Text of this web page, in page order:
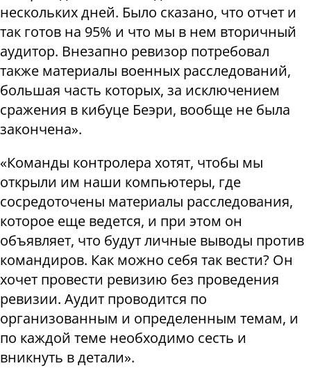
нескольких дней. Было сказано, что отчет и
так готов на 95% и что мы в нем вторичный
аудитор. Внезапно ревизор потребовал
также материалы военных расследований,
большая часть которых, за исключением
сражения в кибуце Беэри, вообще не была
закончена».
«Команды контролера хотят, чтобы мы
открыли им наши компьютеры, где
сосредоточены материалы расследования,
которое еще ведется, и при этом он
объявляет, что будут личные выводы против
командиров. Как можно себя так вести? Он
хочет провести ревизию без проведения
ревизии. Аудит проводится по
организованным и определенным темам, и
по каждой теме необходимо сесть и
вникнуть в детали».